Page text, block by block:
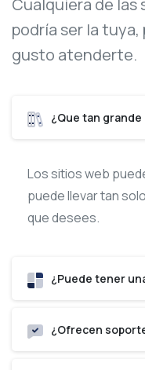
Cualquiera de
podría ser la
gusto atenderte.
¿Que tan
Los sitios web
puede llevar tan
que desees.
¿Puede tener
¿Ofrecen